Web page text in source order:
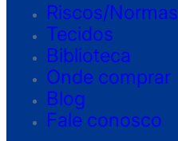
Riscos/Normas
Tecidos
Biblioteca
Onde comprar
Blog
Fale conosco